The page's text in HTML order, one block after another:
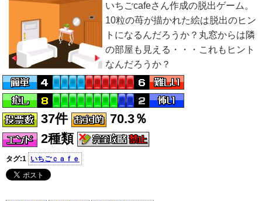
いちごcafeさん作成の脱出ゲーム。
10粒の苺が描かれた絵は脱出のヒン
トになるんだろうか？丸窓からは隣
の部屋も見える・・・これもヒント
なんだろうか？
37件
70.3％
2種類
タグ:1 いちごｃａｆｅ